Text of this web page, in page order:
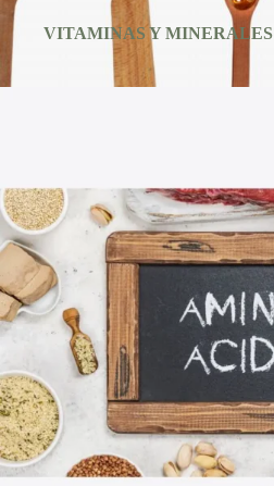
VITAMINAS Y MINERALES